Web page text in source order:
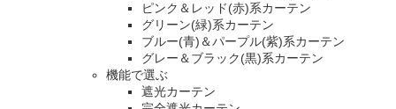
ピンク＆レッド(赤)系カーテン
グリーン(緑)系カーテン
ブルー(青)＆パープル(紫)系カーテン
グレー＆ブラック(黒)系カーテン
機能で選ぶ
遮光カーテン